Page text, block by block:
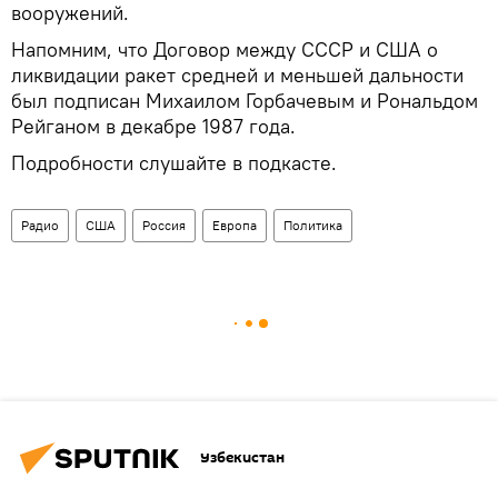
вооружений.
Напомним, что Договор между СССР и США о
ликвидации ракет средней и меньшей дальности
был подписан Михаилом Горбачевым и Рональдом
Рейганом в декабре 1987 года.
Подробности слушайте в подкасте.
Радио США Россия Европа Политика
Узбекистан